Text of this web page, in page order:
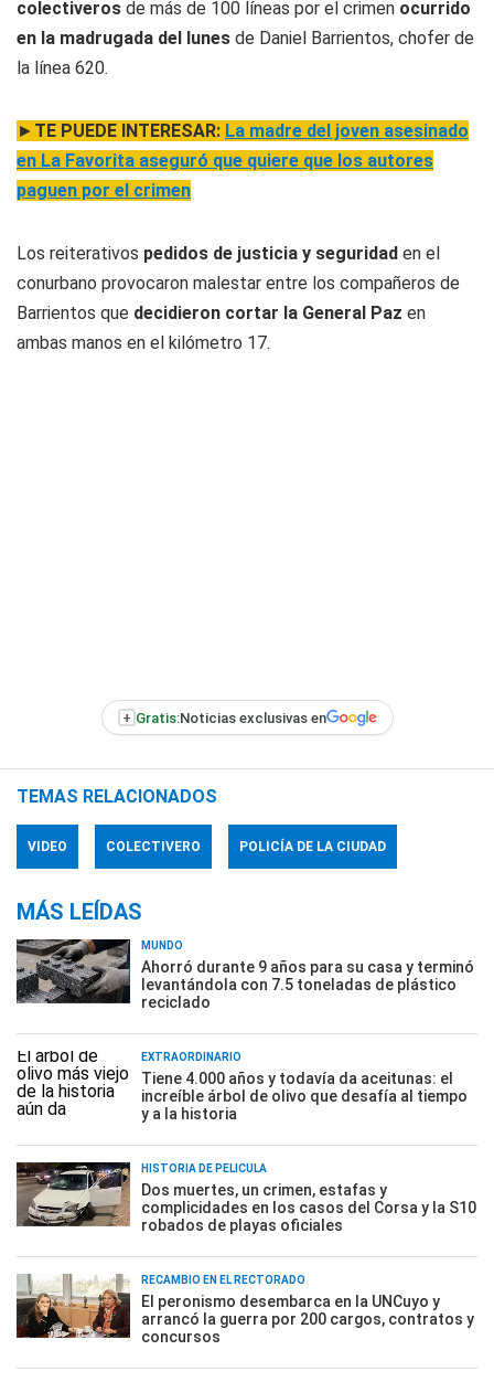
colectiveros de más de 100 líneas por el crimen ocurrido
en la madrugada del lunes de Daniel Barrientos, chofer de
la línea 620.
► TE PUEDE INTERESAR: La madre del joven asesinado
en La Favorita aseguró que quiere que los autores
paguen por el crimen
Los reiterativos pedidos de justicia y seguridad en el
conurbano provocaron malestar entre los compañeros de
Barrientos que decidieron cortar la General Paz en
ambas manos en el kilómetro 17.
+ Gratis:Noticias exclusivas en
TEMAS RELACIONADOS
VIDEO COLECTIVERO POLICÍA DE LA CIUDAD
MÁS LEÍDAS
MUNDO
Ahorró durante 9 años para su casa y terminó
levantándola con 7.5 toneladas de plástico
reciclado
EXTRAORDINARIO
Tiene 4.000 años y todavía da aceitunas: el
increíble árbol de olivo que desafía al tiempo
y a la historia
HISTORIA DE PELÍCULA
Dos muertes, un crimen, estafas y
complicidades en los casos del Corsa y la S10
robados de playas oficiales
RECAMBIO EN EL RECTORADO
El peronismo desembarca en la UNCuyo y
arrancó la guerra por 200 cargos, contratos y
concursos